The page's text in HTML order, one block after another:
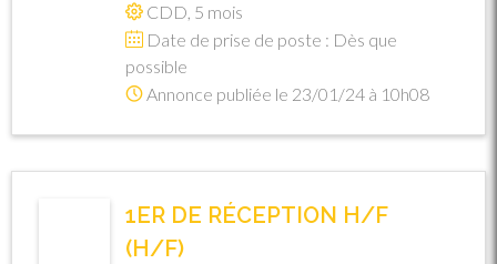
CDD, 5 mois
Date de prise de poste : Dès que
possible
Annonce publiée le 23/01/24 à 10h08
1ER DE RÉCEPTION H/F
(H/F)